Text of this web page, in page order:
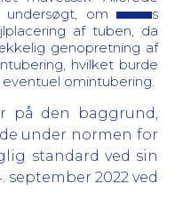
om
s
af tuben, da
genopretning af
hvilket burde
omintubering.
på den baggrund,
under normen for
standard ved sin
september 2022 ved